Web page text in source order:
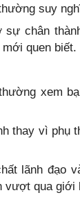
suy
sự chân
quen biết.
xem
thay vì phụ
lãnh đạo
vượt qua giới